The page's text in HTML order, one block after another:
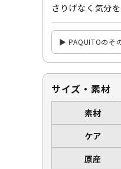
さりげなく気分
▶ PAQUITOのそ
サイズ・素材
素材
ケア
原産